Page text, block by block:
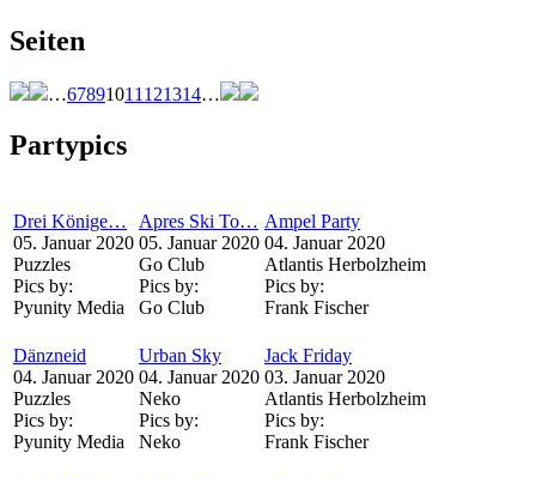
Seiten
…67891011 121314…
Partypics
Drei Könige…
05. Januar 2020
Puzzles
Pics by:
Pyunity Media
Apres Ski To…
05. Januar 2020
Go Club
Pics by:
Go Club
Ampel Party
04. Januar 2020
Atlantis Herbolzheim
Pics by:
Frank Fischer
Dänzneid
04. Januar 2020
Puzzles
Pics by:
Pyunity Media
Urban Sky
04. Januar 2020
Neko
Pics by:
Neko
Jack Friday
03. Januar 2020
Atlantis Herbolzheim
Pics by:
Frank Fischer